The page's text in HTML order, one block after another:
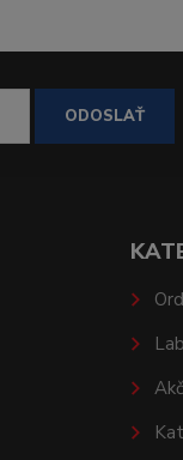
ODOSLAŤ